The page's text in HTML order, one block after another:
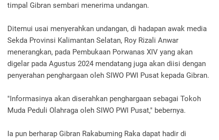
timpal Gibran sembari menerima undangan.
Ditemui usai menyerahkan undangan, di hadapan awak media
Sekda Provinsi Kalimantan Selatan, Roy Rizali Anwar
menerangkan, pada Pembukaan Porwanas XIV yang akan
digelar pada Agustus 2024 mendatang juga akan diisi dengan
penyerahan penghargaan oleh SIWO PWI Pusat kepada Gibran.
"Informasinya akan diserahkan penghargaan sebagai Tokoh
Muda Peduli Olahraga oleh SIWO PWI Pusat," bebernya.
Ia pun berharap Gibran Rakabuming Raka dapat hadir di